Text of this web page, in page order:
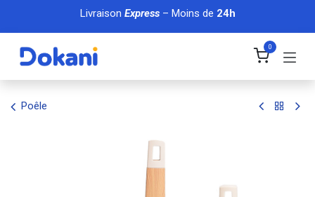
Se rendre au contenu
Livraison Express– Moins de 24h
0
Poêle